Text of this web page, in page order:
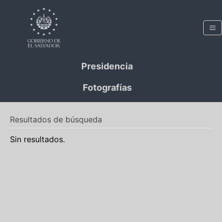
Presidencia
Fotografías
Resultados de búsqueda
Sin resultados.